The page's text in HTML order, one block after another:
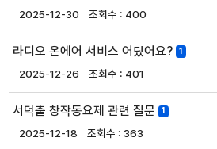
2025-12-30 400
라디오 온에어 서비스 어딨어요? 1
2025-12-26 401
서덕출 창작동요제 관련 질문 1
2025-12-18 363